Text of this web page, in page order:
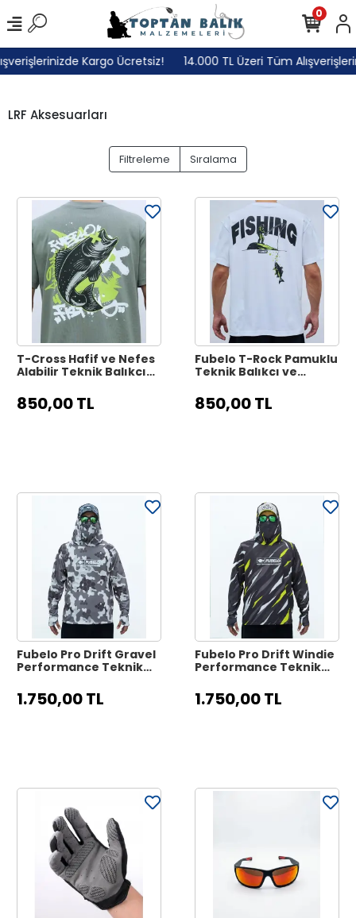
Kargo Ücretsiz! 14.000 TL Üzeri Tüm
0
LRF Aksesuarları
Filtreleme Sıralama
T-Cross Hafif ve Nefes
Alabilir Teknik Balıkçı
850,00 TL
Fubelo T-Rock Pamuklu
Teknik Balıkçı ve
Beyaz
850,00 TL
Fubelo Pro Drift Gravel
Performance Teknik
Tişörtü - Gri (2XL
Beden)
1.750,00 TL
Fubelo Pro Drift Windie
Performance Teknik
Tişörtü - Siyah (2XL
Beden)
1.750,00 TL